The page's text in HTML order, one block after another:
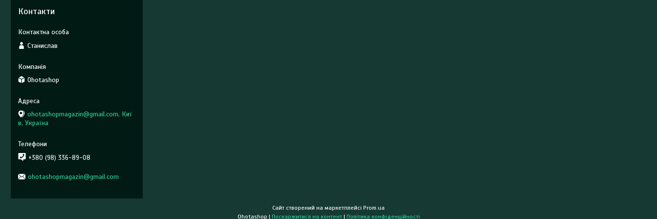
Контакти
Станислав
Ohotashop
ohotashopmagazin@gmail.com, Киї
в, Україна
+380 (98) 336-89-08
ohotashopmagazin@gmail.com
Сайт створений на маркетплейсі Prom.ua
Ohotashop | Поскаржитися на контент | Політика конфіденційності